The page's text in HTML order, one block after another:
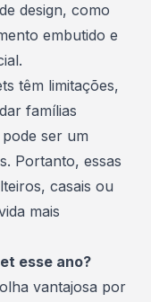
design, como
embutido e
têm limitações,
famílias
ser um
Portanto, essas
casais ou
mais
esse ano?
vantajosa por